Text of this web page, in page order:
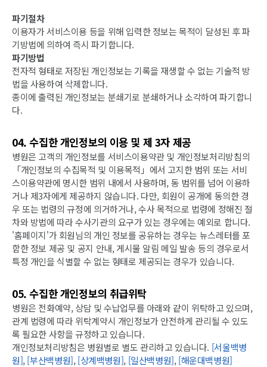
파기절차
이용자가 서비스이용 등을 위해 입력한 정보는 목적이 달성된 후 파
기방법에 의하여 즉시 파기합니다.
파기방법
전자적 형태로 저장된 개인정보는 기록을 재생할 수 없는 기술적 방
법을 사용하여 삭제합니다.
종이에 출력된 개인정보는 분쇄기로 분쇄하거나 소각하여 파기합니
다.
04. 수집한 개인정보의 이용 및 제 3자 제공
병원은 고객의 개인정보를 서비스이용약관 및 개인정보처리방침의
「개인정보의 수집목적 및 이용목적」에서 고지한 범위 또는 서비
스이용약관에 명시한 범위 내에서 사용하며, 동 범위를 넘어 이용하
거나 제3자에게 제공하지 않습니다. 다만, 회원이 공개에 동의한 경
우 또는 법령의 규정에 의거하거나, 수사 목적으로 법령에 정해진 절
차와 방법에 따라 수사기관의 요구가 있는 경우에는 예외로 합니다.
'홈페이지'가 회원님의 개인 정보를 공유하는 경우는 뉴스레터를 포
함한 정보 제공 및 공지 안내, 게시물 알림 메일 발송 등의 경우로서
특정 개인을 식별할 수 없는 형태로 제공되는 경우가 있습니다.
05. 수집한 개인정보의 취급위탁
병원은 전화예약, 상담 및 수납업무를 아래와 같이 위탁하고 있으며,
관계 법령에 따라 위탁계약시 개인정보가 안전하게 관리될 수 있도
록 필요한 사항을 규정하고 있습니다.
개인정보처리방침은 병원별로 별도 관리하고 있습니다. [서울백병
원], [부산백병원], [상계백병원], [일산백병원], [해운대백병원]